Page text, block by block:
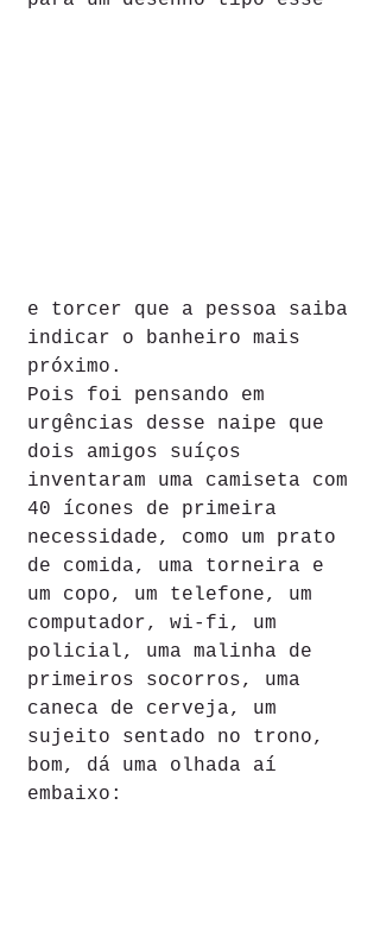
e torcer que a pessoa saiba
indicar o banheiro mais
próximo.
Pois foi pensando em
urgências desse naipe que
dois amigos suíços
inventaram uma camiseta com
40 ícones de primeira
necessidade, como um prato
de comida, uma torneira e
um copo, um telefone, um
computador, wi-fi, um
policial, uma malinha de
primeiros socorros, uma
caneca de cerveja, um
sujeito sentado no trono,
bom, dá uma olhada aí
embaixo: